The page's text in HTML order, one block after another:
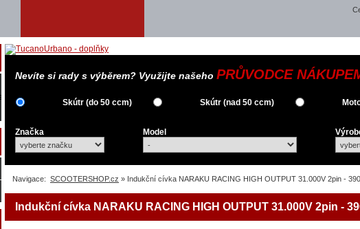
Nevíte si rady s výběrem? Využijte našeho PRŮVODCE
Skútr (do 50 ccm) Skútr (nad 50 ccm)
Značka Model
Navigace: SCOOTERSHOP.cz » Indukční cívka NARAKU RACING HIGH OUTPUT 31.000V 2pin -
Indukční cívka NARAKU RACING HIGH OUTPUT 31.000V 2pin -